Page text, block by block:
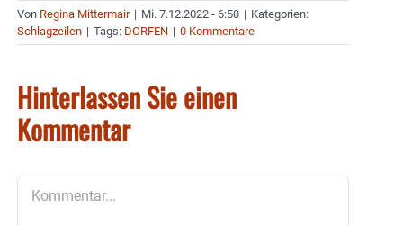
Von Regina Mittermair | Mi. 7.12.2022 - 6:50 | Kategorien:
Schlagzeilen | Tags: DORFEN | 0 Kommentare
Hinterlassen Sie einen
Kommentar